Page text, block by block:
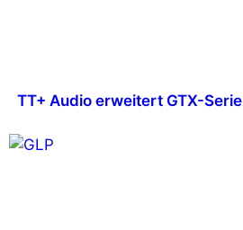
TT+ Audio erweitert GTX-Serie